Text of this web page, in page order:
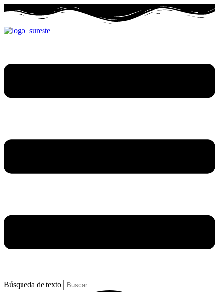
contenido
Búsqueda de texto